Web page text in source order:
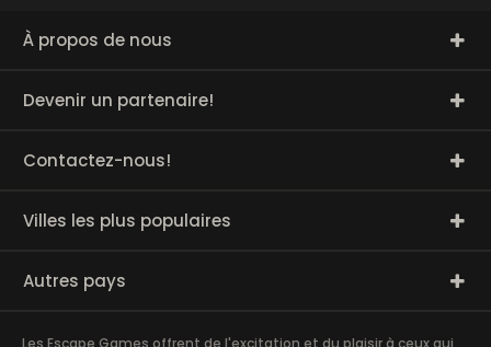
À propos de nous
Devenir un partenaire!
Contactez-nous!
Villes les plus populaires
Autres pays
Les Escape Games offrent de l'excitation et du plaisir à ceux qui